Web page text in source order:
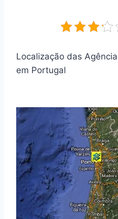
Localização das
em Portugal